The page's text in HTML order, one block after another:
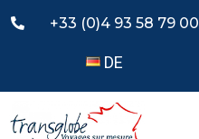
+33 (0)4 93 58 79 00
DE